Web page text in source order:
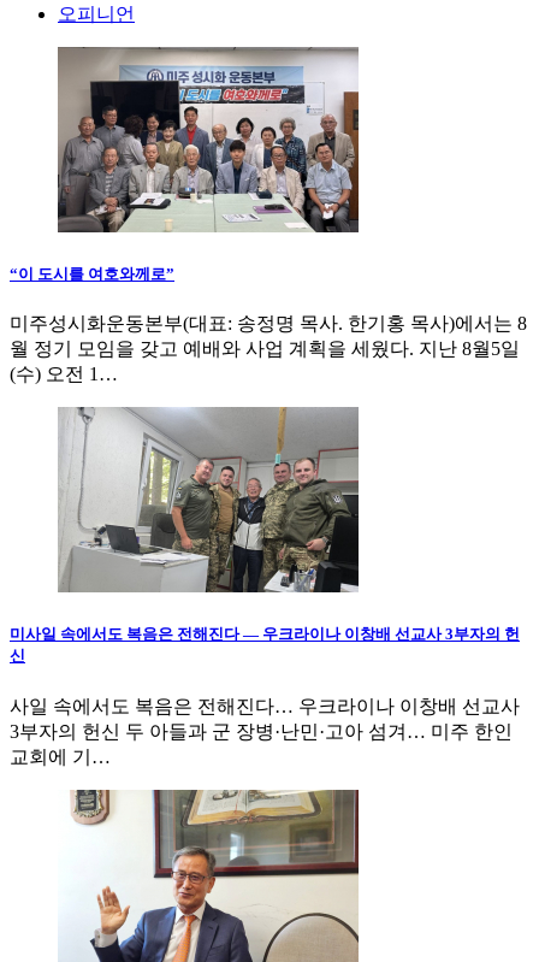
오피니언
“이 도시를 여호와께로”
미주성시화운동본부(대표: 송정명 목사. 한기홍 목사)에서는 8
월 정기 모임을 갖고 예배와 사업 계획을 세웠다. 지난 8월5일
(수) 오전 1…
미사일 속에서도 복음은 전해진다 — 우크라이나 이창배 선교사 3부자의 헌
신
사일 속에서도 복음은 전해진다… 우크라이나 이창배 선교사
3부자의 헌신 두 아들과 군 장병·난민·고아 섬겨… 미주 한인
교회에 기…